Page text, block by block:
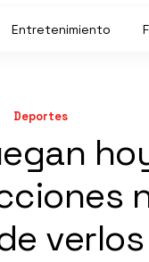
Entretenimiento
Deportes